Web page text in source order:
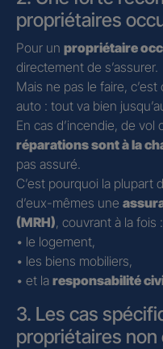
propriétaires
Pour un propriétaire
directement de s’assurer.
Mais ne pas le faire,
auto : tout va bien
En cas d’incendie, de vol
réparations sont à la
pas assuré.
C’est pourquoi la plupart
d’eux-mêmes une
(MRH), couvrant à la fois :
• le logement,
• les biens mobiliers,
• et la responsabilité
3. Les cas
propriétaires